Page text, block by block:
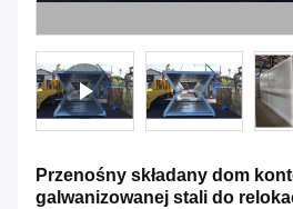
Przenośny składany dom
galwanizowanej stali do